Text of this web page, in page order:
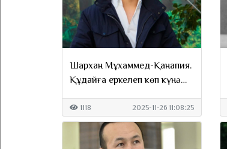
Шархан Мұхаммед-Қанапия.
Құдайға еркелеп көп күнә
1118 2025-11-26 11:08:25